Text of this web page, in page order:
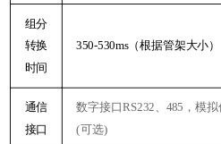
组分
转换
时间
350-530ms（根据管架大小）
通信
接口
数字接口RS232、 485 ，模
( 可选)